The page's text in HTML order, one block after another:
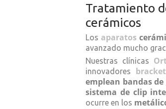
Tratamiento
cerámicos
Los aparatos
avanzado mucho
Nuestras clínicas
innovadores
emplean bandas de
sistema de clip
ocurre en los